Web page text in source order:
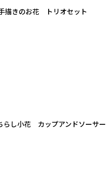
きのお花 トリオセット
し小花 カップアンドソーサー